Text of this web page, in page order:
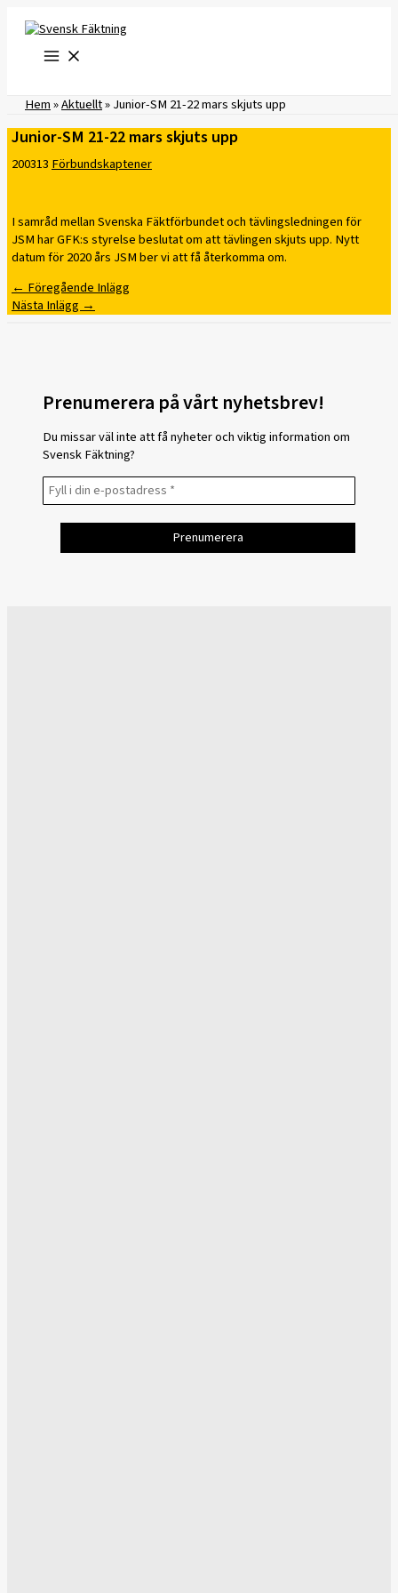
innehåll
Hem»Aktuellt»Junior-SM 21-22 mars skjuts upp
Junior-SM 21-22 mars skjuts upp
200313Förbundskaptener
I samråd mellan Svenska Fäktförbundet och tävlingsledningen för
JSM har GFK:s styrelse beslutat om att tävlingen skjuts upp. Nytt
datum för 2020 års JSM ber vi att få återkomma om.
←Föregående Inlägg
Nästa Inlägg→
Prenumerera på vårt nyhetsbrev!
Du missar väl inte att få nyheter och viktig information om
Svensk Fäktning?